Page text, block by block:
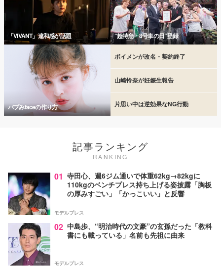
「VIVANT」違和感が話題 “超特急・8号車の日”登録
バブみfaceの作り方
ボイメンが改名・契約終了
山崎怜奈が妊娠生報告
片思い中は逆効果なNG行動
記事ランキング
RANKING
01 寺田心、週6ジム通いで体重62kg→82kgに
110kgのベンチプレス持ち上げる姿披露「胸板
の厚みすごい」「かっこいい」と反響
モデルプレス
02 中島歩、“明治時代の文豪”の玄孫だった「教科
書にも載っている」名前も先祖に由来
モデルプレス